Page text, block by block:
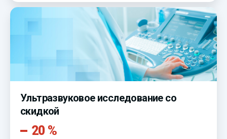
Ультразвуковое исследование со
скидкой
20 %